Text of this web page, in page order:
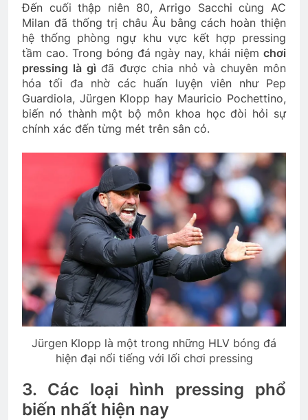
Đến cuối thập niên 80, Arrigo Sacchi cùng AC
Milan đã thống trị châu Âu bằng cách hoàn thiện
hệ thống phòng ngự khu vực kết hợp pressing
tầm cao. Trong bóng đá ngày nay, khái niệm chơi
pressing là gì đã được chia nhỏ và chuyên môn
hóa tối đa nhờ các huấn luyện viên như Pep
Guardiola, Jürgen Klopp hay Mauricio Pochettino,
biến nó thành một bộ môn khoa học đòi hỏi sự
chính xác đến từng mét trên sân cỏ.
Jürgen Klopp là một trong những HLV bóng đá
hiện đại nổi tiếng với lối chơi pressing
3. Các loại hình pressing phổ
biến nhất hiện nay